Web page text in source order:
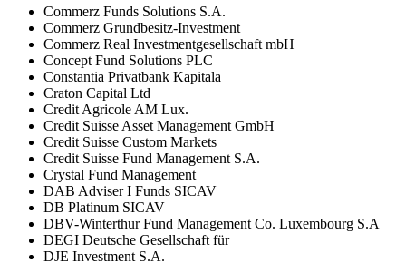
Commerz Funds Solutions S.A.
Commerz Grundbesitz-Investment
Commerz Real Investmentgesellschaft mbH
Concept Fund Solutions PLC
Constantia Privatbank Kapitala
Craton Capital Ltd
Credit Agricole AM Lux.
Credit Suisse Asset Management GmbH
Credit Suisse Custom Markets
Credit Suisse Fund Management S.A.
Crystal Fund Management
DAB Adviser I Funds SICAV
DB Platinum SICAV
DBV-Winterthur Fund Management Co. Luxembourg S.A
DEGI Deutsche Gesellschaft für
DJE Investment S.A.